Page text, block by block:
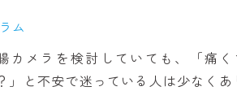
ム
カメラを検討していても、「痛
」と不安で迷っている人は少なく